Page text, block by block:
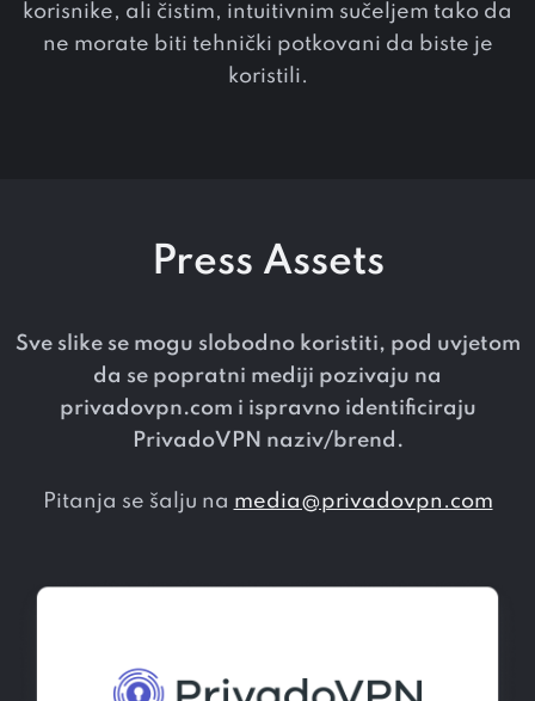
korisnike, ali čistim, intuitivnim sučeljem tako da
ne morate biti tehnički potkovani da biste je
koristili.
Press Assets
Sve slike se mogu slobodno koristiti, pod uvjetom
da se popratni mediji pozivaju na
privadovpn.com i ispravno identificiraju
PrivadoVPN naziv/brend.
Pitanja se šalju na media@privadovpn.com